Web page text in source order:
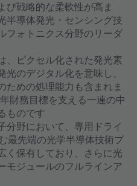
び戦略的な柔軟性が高ま
半導体発光・センシング技
フォトニクス分野のリーダ
ピクセル化された発光素
のデジタル化を意味し、
ための処理能力も含まれま
財務目標を支える一連の中
ものです
分野において、専用ドライ
最先端の光学半導体技術プ
く 保有しており、さらに光
モジュールのフルラインア